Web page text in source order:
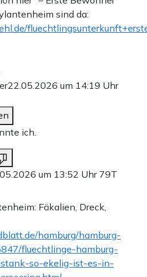
sind da:
22.05.2026 um 14:19 Uhr
ich.
um 13:52 Uhr 79T
Fäkalien, Dreck,
hamburg/hamburg-
fluechtlinge-hamburg-
so-ekelig-ist-es-in-